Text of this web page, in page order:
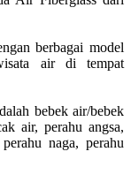
berbagai model
air di tempat
bebek air/bebek
air, perahu angsa,
naga, perahu